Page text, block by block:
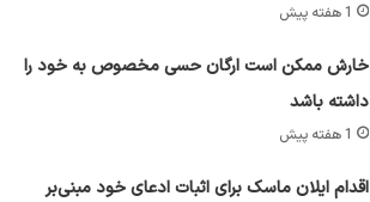
1 هفته پیش
خارش ممکن است ارگان حسی مخصوص به خود را
داشته باشد
1 هفته پیش
اقدام ایلان ماسک برای اثبات ادعای خود مبنی‌بر